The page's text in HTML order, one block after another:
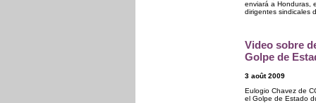
enviará a Honduras,
dirigentes sindicales
Video sobre
Golpe de
3 août 2009
Eulogio Chavez de
el Golpe de Estado